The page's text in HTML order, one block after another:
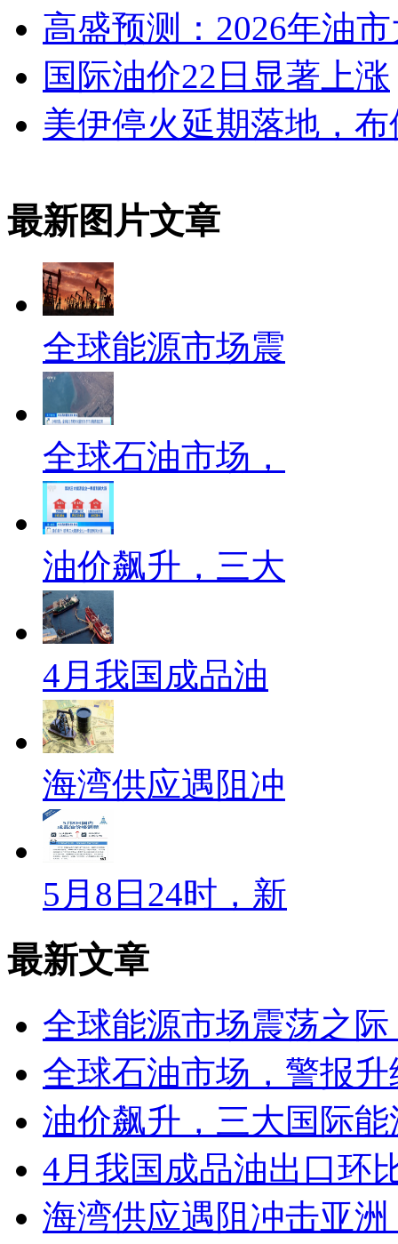
高盛预测：2026年油
国际油价22日显著上涨
美伊停火延期落地，
最新图片文章
全球能源市场震
全球石油市场，
油价飙升，三大
4月我国成品油
海湾供应遇阻冲
5月8日24时，新
最新文章
全球能源市场震荡之
全球石油市场，警报升
油价飙升，三大国际
4月我国成品油出口环
海湾供应遇阻冲击亚